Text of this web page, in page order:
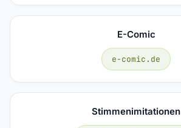
E-Comic
e-comic.de
Stimmenimitationen